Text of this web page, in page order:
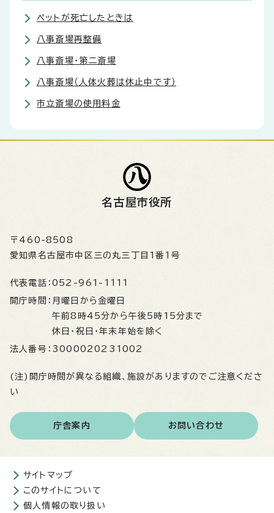
ペットが死亡したときは
八事斎場再整備
八事斎場・第二斎場
八事斎場（人体火葬は休止中です）
市立斎場の使用料金
名古屋市役所
〒460-8508
愛知県名古屋市中区三の丸三丁目1番1号
代表電話： 052-961-1111
開庁時間： 月曜日から金曜日
午前8時45分から午後5時15分まで
休日・祝日・年末年始を除く
法人番号： 3000020231002
(注)開庁時間が異なる組織、施設がありますのでご注意くださ
い
庁舎案内 お問い合わせ
サイトマップ
このサイトについて
個人情報の取り扱い